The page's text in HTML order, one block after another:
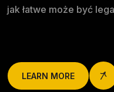
jak łatwe może być
LEARN MORE